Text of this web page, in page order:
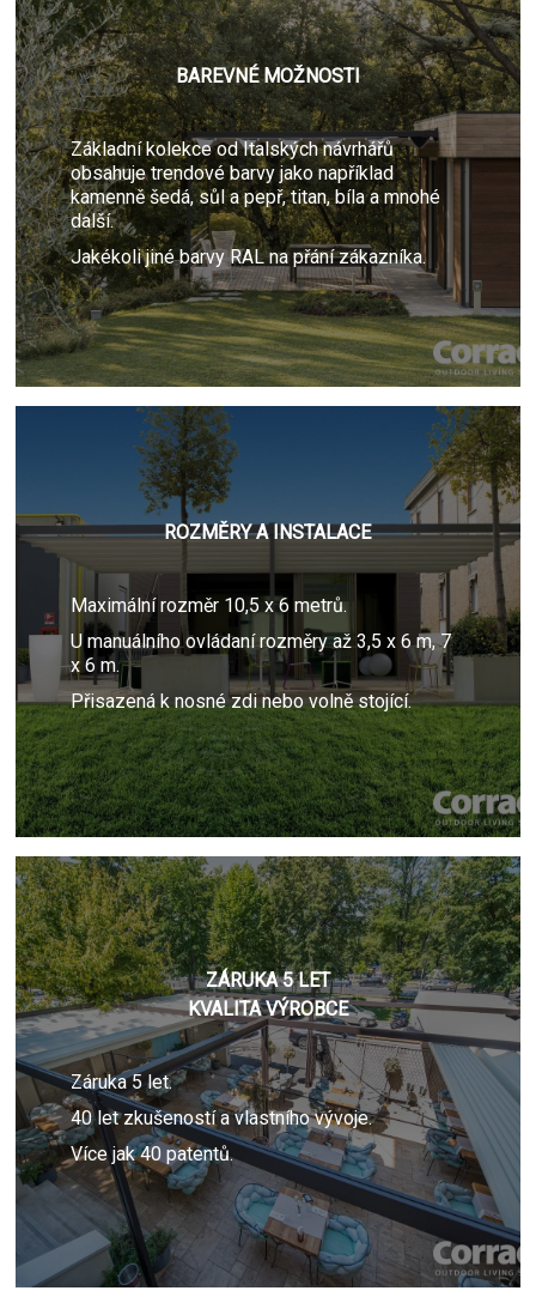
BAREVNÉ MOŽNOSTI
Základní kolekce od Italských návrhářů
obsahuje trendové barvy jako například
kamenně šedá, sůl a pepř, titan, bíla a mnohé
další.
Jakékoli jiné barvy RAL na přání zákazníka.
ROZMĚRY A INSTALACE
Maximální rozměr 10,5 x 6 metrů.
U manuálního ovládaní rozměry až 3,5 x 6 m, 7
x 6 m.
Přisazená k nosné zdi nebo volně stojící.
ZÁRUKA 5 LET
KVALITA VÝROBCE
Záruka 5 let.
40 let zkušeností a vlastního vývoje.
Více jak 40 patentů.